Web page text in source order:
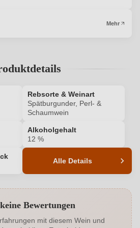
Mehr
Rebsorte & Weinart
Spätburgunder, Perl- &
Schaumwein
Alkoholgehalt
12 %
Alle Details
12 %
Bewertungen
mit diesem Wein und